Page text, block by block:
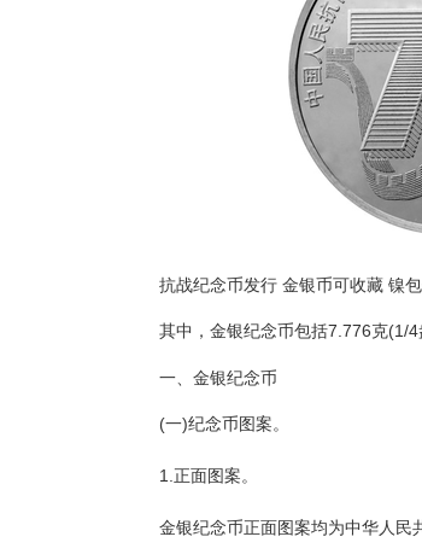
抗战纪念币发行 金银币可收藏 镍
其中，金银纪念币包括7.776克(1/4
一、金银纪念币
(一)纪念币图案。
1.正面图案。
金银纪念币正面图案均为中华人民共